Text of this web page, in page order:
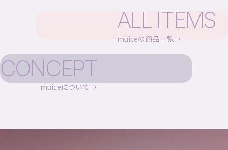
ALL ITEMS
muiceの商品一覧
CONCEPT
muiceについて